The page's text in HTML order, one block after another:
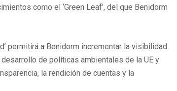
como el ‘Green Leaf’, del que Benidorm
permitirá a Benidorm incrementar la visibilidad
de políticas ambientales de la UE y
la rendición de cuentas y la